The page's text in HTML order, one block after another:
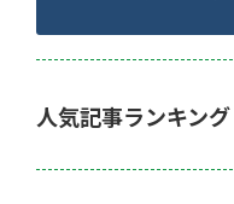
人気記事ランキング